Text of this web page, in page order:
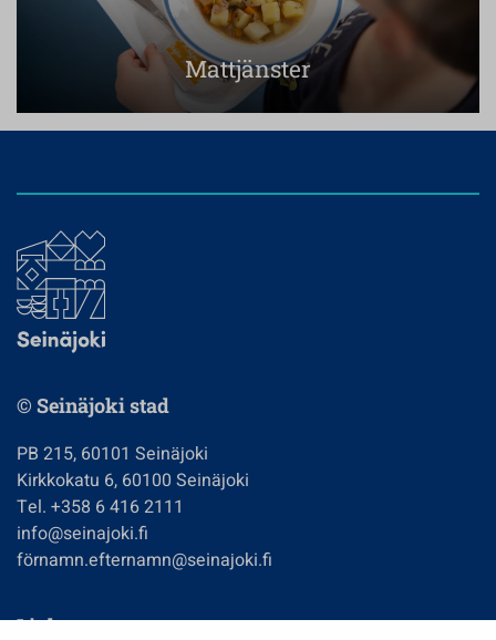
Mattjänster
© Seinäjoki stad
PB 215, 60101 Seinäjoki
Kirkkokatu 6, 60100 Seinäjoki
Tel. +358 6 416 2111
info@seinajoki.fi
förnamn.efternamn@seinajoki.fi
Links